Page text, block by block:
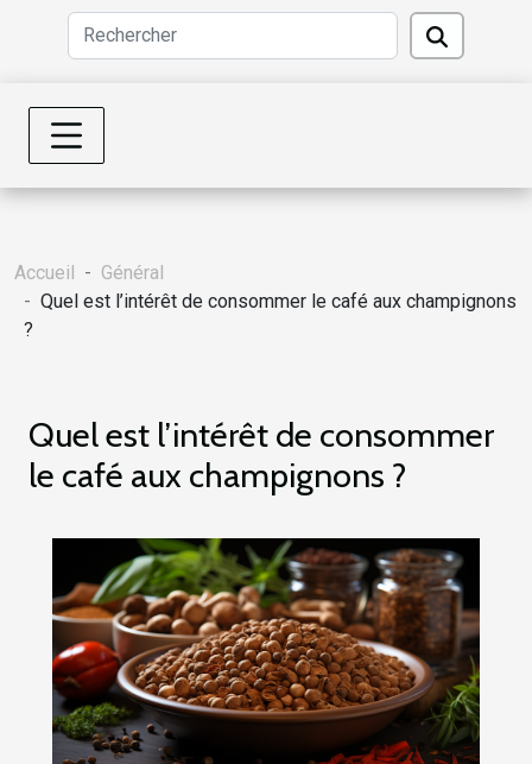
Accueil
Général
Quel est l’intérêt de consommer le café aux champignons
?
Quel est l’intérêt de consommer
le café aux champignons ?